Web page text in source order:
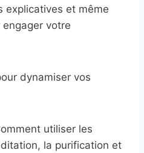
explicatives et même
votre
dynamiser vos
utiliser les
la purification et